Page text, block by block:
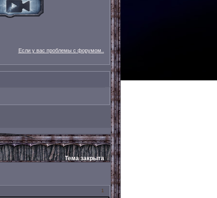
Если у вас проблемы с форумом..
Тема закрыта
1